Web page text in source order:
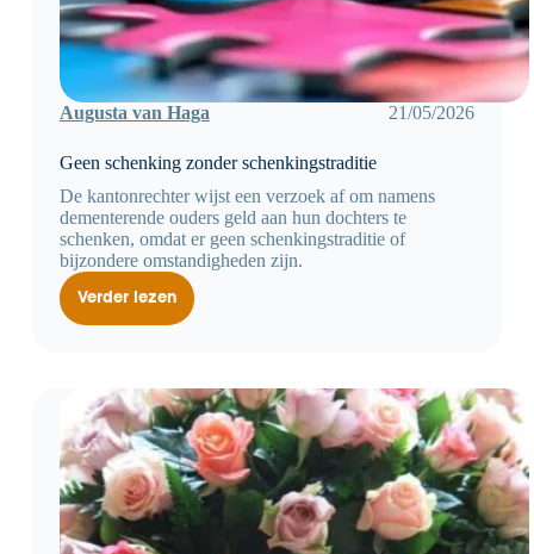
Augusta van Haga 21/05/2026
Geen schenking zonder schenkingstraditie
De kantonrechter wijst een verzoek af om namens
dementerende ouders geld aan hun dochters te
schenken, omdat er geen schenkingstraditie of
bijzondere omstandigheden zijn.
Verder lezen
Geen
schenking